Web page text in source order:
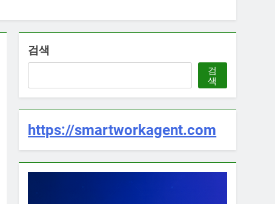
검색
검
색
https://smartworkagent.com